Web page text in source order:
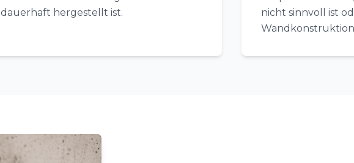
dauerhaft hergestellt ist.
nicht sinnvoll ist